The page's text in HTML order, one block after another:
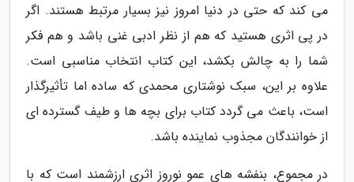
می کند که حتی در دنیا امروز نیز بسیار مرتبط هستند. اگر
در پی اثری هستید که هم از نظر ادبی غنی باشد و هم فکر
شما را به چالش بکشد، این کتاب انتخاب مناسبی است.
علاوه بر این، سبک نوشتاری محمدی که ساده اما تأثیرگذار
است، باعث می گردد کتاب برای بچه ها و طیف گسترده ای
از خوانندگان مجذوب نماینده باشد.
در مجموع، بنفشه های عمو نوروز اثری ارزشمند است که با